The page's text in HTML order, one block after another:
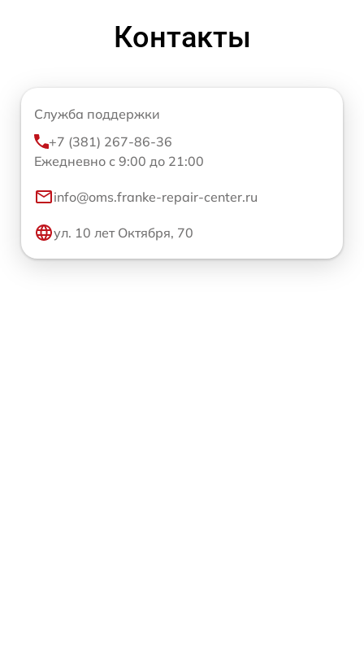
Контакты
Служба поддержки
+7 (381) 267-86-36
Ежедневно с 9:00 до 21:00
info@oms.franke-repair-center.ru
ул. 10 лет Октября, 70